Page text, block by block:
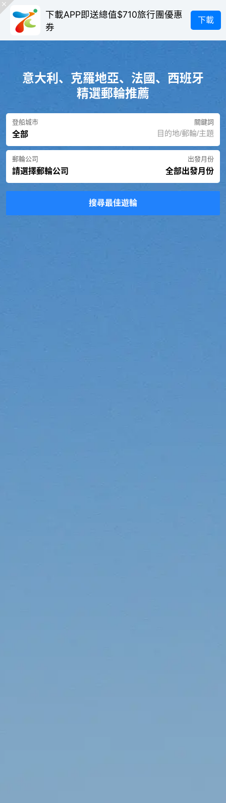
下載APP即送總值$710旅行團優惠
券
下載
意大利、克羅地亞、法國、西班牙
精選郵輪推薦
登船城市
全部
關鍵詞
郵輪公司
請選擇郵輪公司
出發月份
全部出發月份
搜尋最佳遊輪